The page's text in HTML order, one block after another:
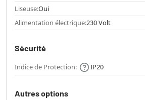
Liseuse:Oui
Alimentation électrique:230 Volt
Sécurité
Indice de Protection: IP20
Autres options